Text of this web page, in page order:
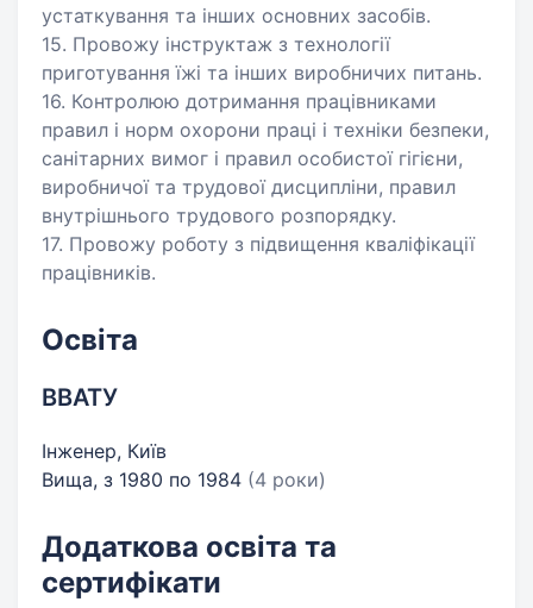
устаткування та інших основних засобів.
15. Провожу інструктаж з технології
приготування їжі та інших виробничих питань.
16. Контролюю дотримання працівниками
правил і норм охорони праці і техніки безпеки,
санітарних вимог і правил особистої гігієни,
виробничої та трудової дисципліни, правил
внутрішнього трудового розпорядку.
17. Провожу роботу з підвищення кваліфікації
працівників.
Освіта
ВВАТУ
Інженер, Київ
Вища, з 1980 по 1984 (4 роки)
Додаткова освіта та
сертифікати